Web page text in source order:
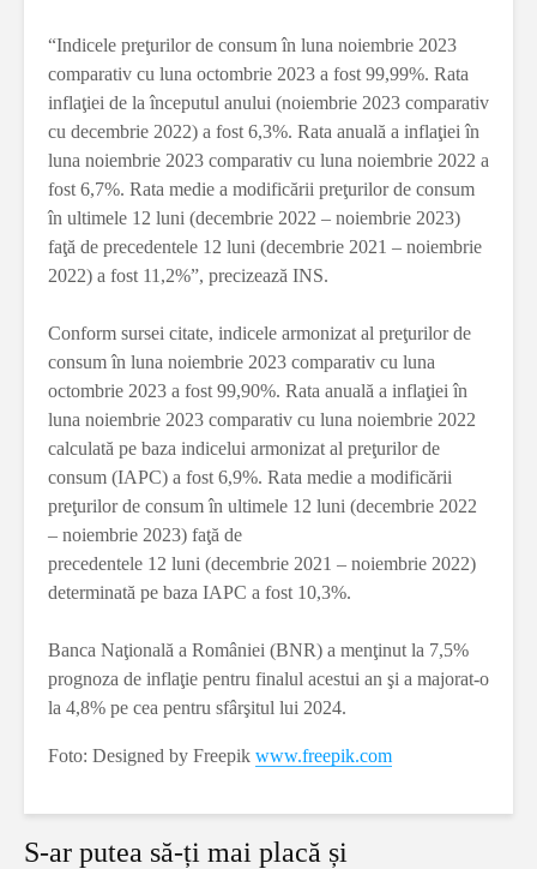
“Indicele preţurilor de consum în luna noiembrie 2023
comparativ cu luna octombrie 2023 a fost 99,99%. Rata
inflaţiei de la începutul anului (noiembrie 2023 comparativ
cu decembrie 2022) a fost 6,3%. Rata anuală a inflaţiei în
luna noiembrie 2023 comparativ cu luna noiembrie 2022 a
fost 6,7%. Rata medie a modificării preţurilor de consum
în ultimele 12 luni (decembrie 2022 – noiembrie 2023)
faţă de precedentele 12 luni (decembrie 2021 – noiembrie
2022) a fost 11,2%”, precizează INS.
Conform sursei citate, indicele armonizat al preţurilor de
consum în luna noiembrie 2023 comparativ cu luna
octombrie 2023 a fost 99,90%. Rata anuală a inflaţiei în
luna noiembrie 2023 comparativ cu luna noiembrie 2022
calculată pe baza indicelui armonizat al preţurilor de
consum (IAPC) a fost 6,9%. Rata medie a modificării
preţurilor de consum în ultimele 12 luni (decembrie 2022
– noiembrie 2023) faţă de
precedentele 12 luni (decembrie 2021 – noiembrie 2022)
determinată pe baza IAPC a fost 10,3%.
Banca Naţională a României (BNR) a menţinut la 7,5%
prognoza de inflaţie pentru finalul acestui an şi a majorat-o
la 4,8% pe cea pentru sfârşitul lui 2024.
Foto: Designed by Freepik www.freepik.com
S-ar putea să-ți mai placă și